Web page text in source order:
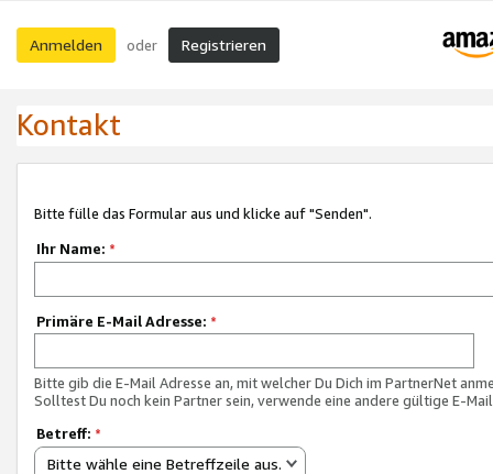
Anmelden oder Registrieren
Kontakt
Bitte fülle das Formular aus und klicke auf "Senden".
Ihr Name: *
Primäre E-Mail Adresse: *
Bitte gib die E-Mail Adresse an, mit welcher Du Dich im PartnerNet
Solltest Du noch kein Partner sein, verwende eine andere gültige E-
Betreff: *
Bitte wähle eine Betreffzeile aus.